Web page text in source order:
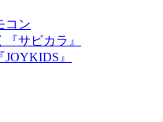
コン
サビカラ』
』